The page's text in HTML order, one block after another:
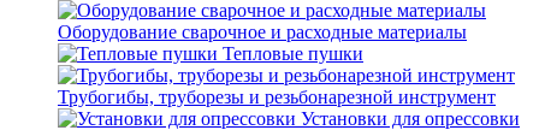
Оборудование сварочное и расходные материалы
Тепловые пушки
Трубогибы, труборезы и резьбонарезной инструмент
Установки для опрессовки